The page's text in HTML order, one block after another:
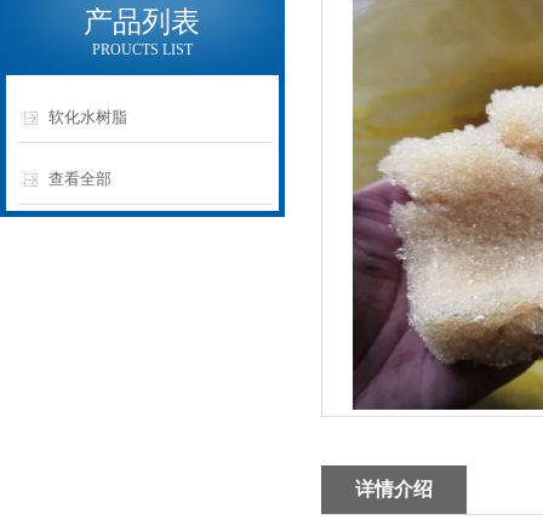
产品列表
PROUCTS LIST
软化水树脂
查看全部
详情介绍